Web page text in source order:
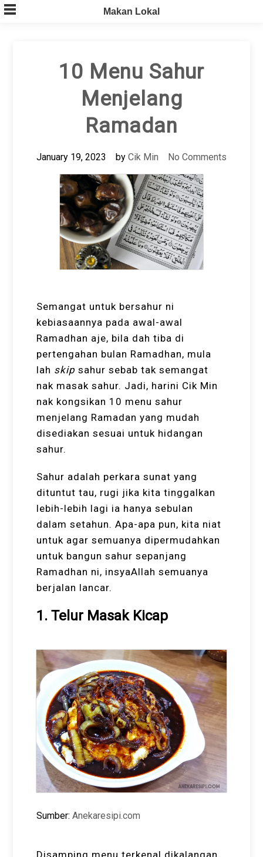
Skip
to
Makan Lokal
10 Menu Sahur
Menjelang
Ramadan
January 19, 2023 by Cik Min No Comments
Semangat untuk bersahur ni
kebiasaannya pada awal-awal
Ramadhan aje, bila dah tiba di
pertengahan bulan Ramadhan, mula
lah skip sahur sebab tak semangat
nak masak sahur. Jadi, harini Cik Min
nak kongsikan 10 menu sahur
menjelang Ramadan yang mudah
disediakan sesuai untuk hidangan
sahur.
Sahur adalah perkara sunat yang
dituntut tau, rugi jika kita tinggalkan
lebih-lebih lagi ia hanya sebulan
dalam setahun. Apa-apa pun, kita niat
untuk agar semuanya dipermudahkan
untuk bangun sahur sepanjang
Ramadhan ni, insyaAllah semuanya
berjalan lancar.
1. Telur Masak Kicap
Sumber:Anekaresipi.com
Disamping menu terkenal dikalangan